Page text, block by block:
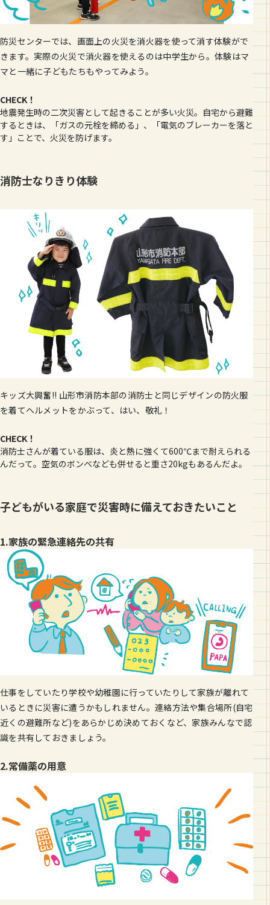
防災センターでは、画面上の火災を消火器を使って消す体験がで
きます。実際の火災で消火器を使えるのは中学生から。体験はマ
マと一緒に子どもたちもやってみよう。
CHECK！
地震発生時の二次災害として起きることが多い火災。自宅から避難
するときは、「ガスの元栓を締める」、「電気のブレーカーを落と
す」ことで、火災を防げます。
消防士なりきり体験
キッズ大興奮!! 山形市消防本部の消防士と同じデザインの防火服
を着てヘルメットをかぶって、はい、敬礼！
CHECK！
消防士さんが着ている服は、炎と熱に強くて600℃まで耐えられる
んだって。空気のボンベなども併せると重さ20kgもあるんだよ。
子どもがいる家庭で災害時に備えておきたいこと
1.家族の緊急連絡先の共有
仕事をしていたり学校や幼稚園に行っていたりして家族が離れて
いるときに災害に遭うかもしれません。連絡方法や集合場所(自宅
近くの避難所など)をあらかじめ決めておくなど、家族みんなで認
識を共有しておきましょう。
2.常備薬の用意